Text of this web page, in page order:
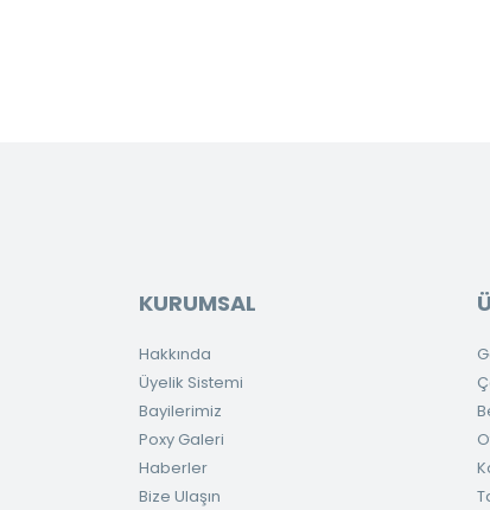
KURUMSAL
Hakkında
Üyelik Sistemi
Bayilerimiz
Poxy Galeri
Haberler
Bize Ulaşın